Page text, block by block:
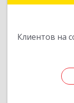
Клиентов на